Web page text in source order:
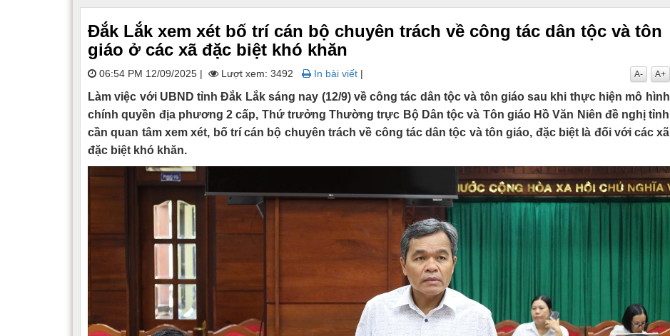
Đắk Lắk xem xét bố trí cán bộ chuyên trách về công tác dân tộc và tôn
giáo ở các xã đặc biệt khó khăn
06:54 PM 12/09/2025 | Lượt xem: 3492 In bài viết | A+
A-
Làm việc với UBND tỉnh Đắk Lắk sáng nay (12/9) về công tác dân tộc và tôn giáo sau khi thực hiện mô hình
chính quyền địa phương 2 cấp, Thứ trưởng Thường trực Bộ Dân tộc và Tôn giáo Hồ Văn Niên đề nghị tỉnh
cần quan tâm xem xét, bố trí cán bộ chuyên trách về công tác dân tộc và tôn giáo, đặc biệt là đối với các xã
đặc biệt khó khăn.